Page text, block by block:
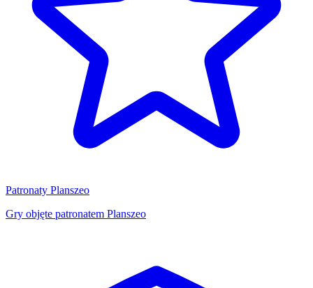
Patronaty Planszeo
Gry objęte patronatem Planszeo